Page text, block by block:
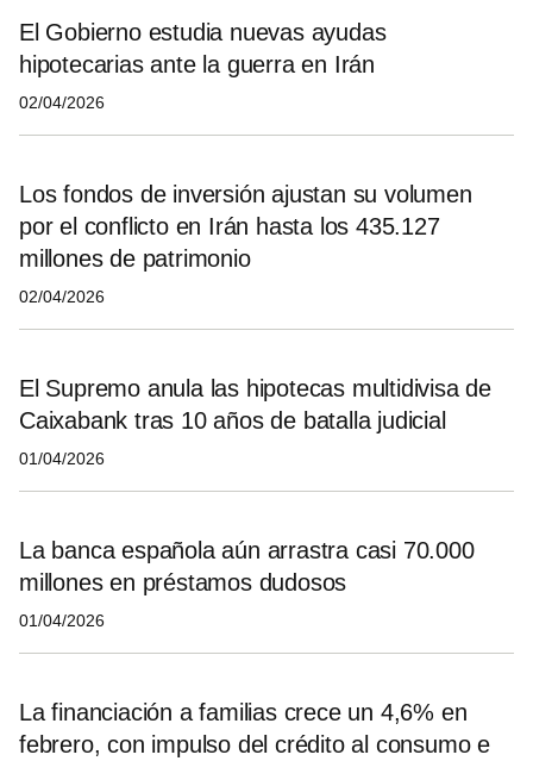
El Gobierno estudia nuevas ayudas
hipotecarias ante la guerra en Irán
02/04/2026
Los fondos de inversión ajustan su volumen
por el conflicto en Irán hasta los 435.127
millones de patrimonio
02/04/2026
El Supremo anula las hipotecas multidivisa de
Caixabank tras 10 años de batalla judicial
01/04/2026
La banca española aún arrastra casi 70.000
millones en préstamos dudosos
01/04/2026
La financiación a familias crece un 4,6% en
febrero, con impulso del crédito al consumo e